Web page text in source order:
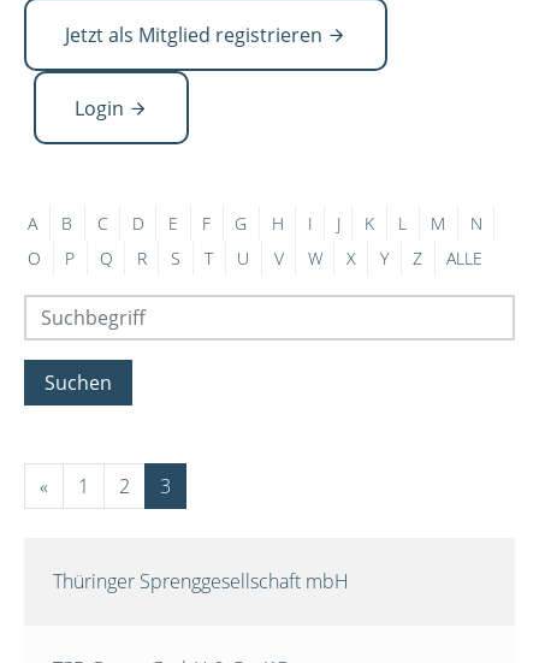
Jetzt als Mitglied registrieren
Login
A B C D E F G H I J K L M
N
O
P Q R S T U V W X Y Z ALLE
Suchen
« 1 2 3
Thüringer Sprenggesellschaft mbH